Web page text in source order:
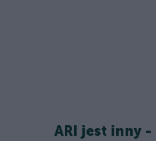
ARI jest inny